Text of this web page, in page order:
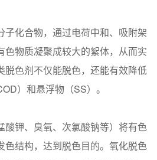
子化合物，通过电荷中和、吸附架
色物质凝聚成较大的絮体，从而实
脱色剂不仅能脱色，还能有效降低
）和悬浮物（SS）。
酸钾、臭氧、次氯酸钠等）将有色
色结构，达到脱色目的。氧化脱色